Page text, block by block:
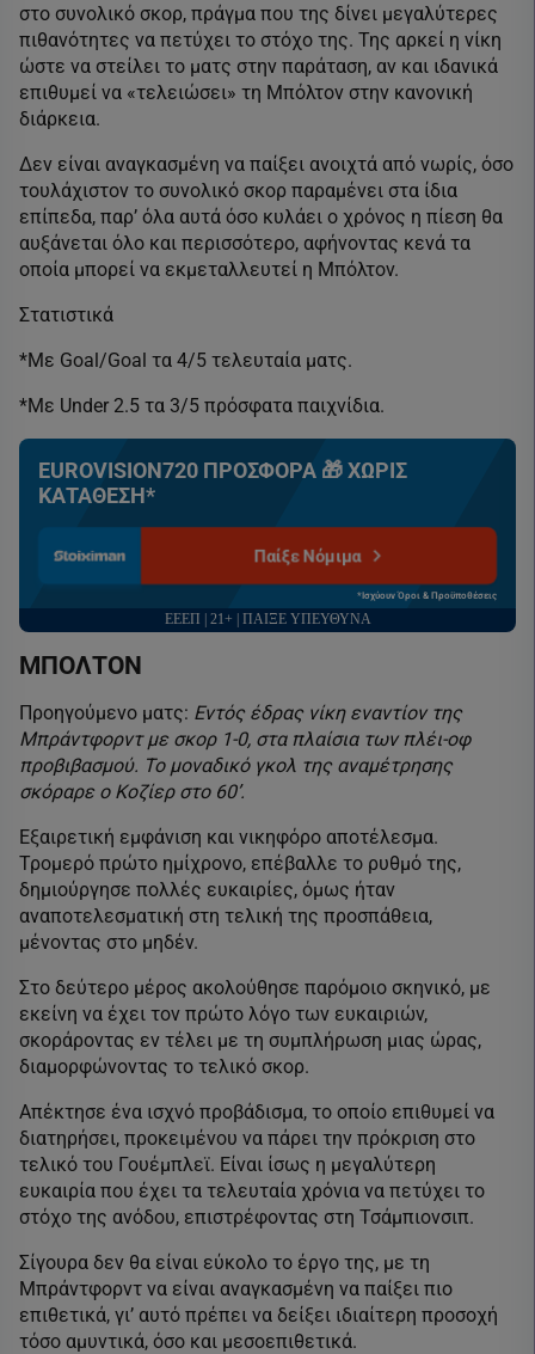
στο συνολικό σκορ, πράγμα που της δίνει μεγαλύτερες
πιθανότητες να πετύχει το στόχο της. Της αρκεί η νίκη
ώστε να στείλει το ματς στην παράταση, αν και ιδανικά
επιθυμεί να «τελειώσει» τη Μπόλτον στην κανονική
διάρκεια.
Δεν είναι αναγκασμένη να παίξει ανοιχτά από νωρίς, όσο
τουλάχιστον το συνολικό σκορ παραμένει στα ίδια
επίπεδα, παρ’ όλα αυτά όσο κυλάει ο χρόνος η πίεση θα
αυξάνεται όλο και περισσότερο, αφήνοντας κενά τα
οποία μπορεί να εκμεταλλευτεί η Μπόλτον.
Στατιστικά
*Με Goal/Goal τα 4/5 τελευταία ματς.
*Με Under 2.5 τα 3/5 πρόσφατα παιχνίδια.
EUROVISION720 ΠΡΟΣΦΟΡΑ 🎁 ΧΩΡΙΣ
ΚΑΤΑΘΕΣΗ*
Παίξε Νόμιμα
*Ισχύουν Όροι & Προϋποθέσεις
ΕΕΕΠ | 21+ | ΠΑΙΞΕ ΥΠΕΥΘΥΝΑ
ΜΠΟΛΤΟΝ
Προηγούμενο ματς: Εντός έδρας νίκη εναντίον της
Μπράντφορντ με σκορ 1-0, στα πλαίσια των πλέι-οφ
προβιβασμού. Το μοναδικό γκολ της αναμέτρησης
σκόραρε ο Κοζίερ στο 60’.
Εξαιρετική εμφάνιση και νικηφόρο αποτέλεσμα.
Τρομερό πρώτο ημίχρονο, επέβαλλε το ρυθμό της,
δημιούργησε πολλές ευκαιρίες, όμως ήταν
αναποτελεσματική στη τελική της προσπάθεια,
μένοντας στο μηδέν.
Στο δεύτερο μέρος ακολούθησε παρόμοιο σκηνικό, με
εκείνη να έχει τον πρώτο λόγο των ευκαιριών,
σκοράροντας εν τέλει με τη συμπλήρωση μιας ώρας,
διαμορφώνοντας το τελικό σκορ.
Απέκτησε ένα ισχνό προβάδισμα, το οποίο επιθυμεί να
διατηρήσει, προκειμένου να πάρει την πρόκριση στο
τελικό του Γουέμπλεϊ. Είναι ίσως η μεγαλύτερη
ευκαιρία που έχει τα τελευταία χρόνια να πετύχει το
στόχο της ανόδου, επιστρέφοντας στη Τσάμπιονσιπ.
Σίγουρα δεν θα είναι εύκολο το έργο της, με τη
Μπράντφορντ να είναι αναγκασμένη να παίξει πιο
επιθετικά, γι’ αυτό πρέπει να δείξει ιδιαίτερη προσοχή
τόσο αμυντικά, όσο και μεσοεπιθετικά.